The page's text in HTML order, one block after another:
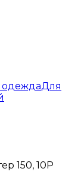
одеждаДля
150, 10P